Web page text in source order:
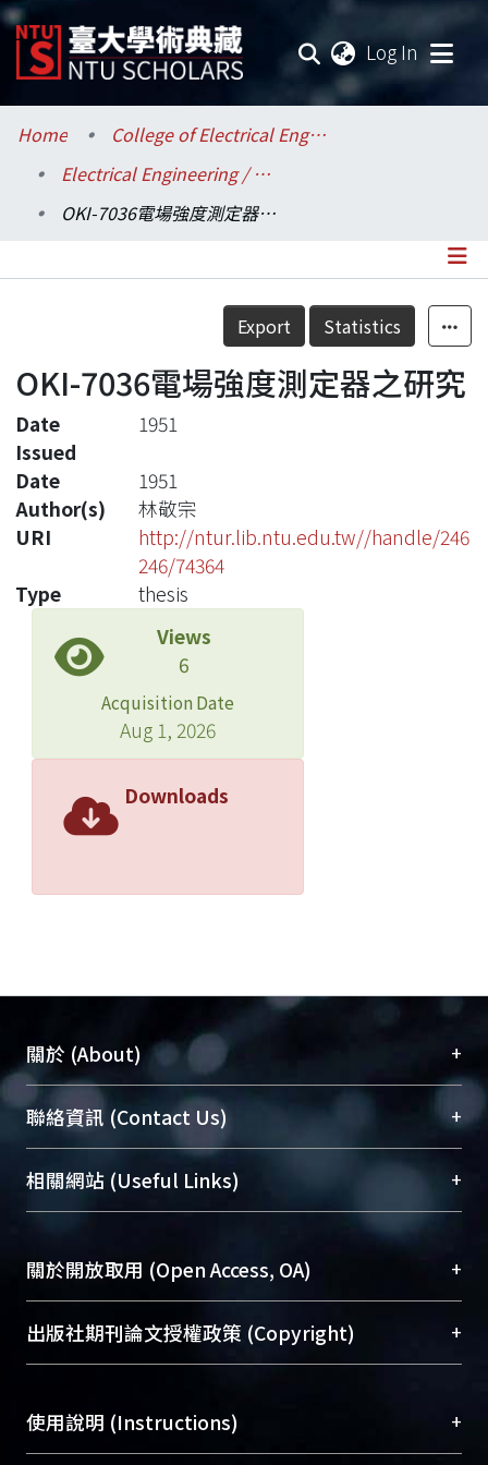
Log In
Communities & Collections
Research Outputs
Statistics
Home
College of Electrical Engineering and Computer Science / 電機資訊學院
Electrical Engineering / 電機工程學系
OKI-7036電場強度測定器之研究
Details
Export Statistics
OKI-7036電場強度測定器之研究
Date
Issued
1951
Date
1951
Author(s)
林敬宗
URI
http://ntur.lib.ntu.edu.tw//handle/246
246/74364
Type
thesis
Views
6
Acquisition Date
Aug 1, 2026
Downloads
關於 (About) +
臺大位居世界頂尖大學之列，為永久珍藏及向國際
展現本校豐碩的研究成果及學術能量，圖書館整合
機構典藏（NTUR）與學術庫（AH）不同功能平
台，成為臺大學術典藏NTU scholars。期能整合研
究能量、促進交流合作、保存學術產出、推廣研究
成果。
To permanently archive and promote researcher
profiles and scholarly works, Library integrates the
services of “NTU Repository” with “Academic
聯絡資訊 (Contact Us) +
總館學科館員(Main Library)
醫學圖書館學科館員(Medical Library)
(Social
Sciences Library)
相關網站 (Useful Links) +
關於開放取用 (Open Access, OA) +
開放取用是從使用者角度提升資訊取用性的社會運
動，應用在學術研究上是透過將研究著作公開供使
用逐年攀升。同時可加速研究發展、提升研究影響
出版社期刊論文授權政策 (Copyright) +
含部分內容的版權非匯入者所有，或由第三方贊
助與合作完成，請確認該版權所有者及第三方同
使用說明 (Instructions) +